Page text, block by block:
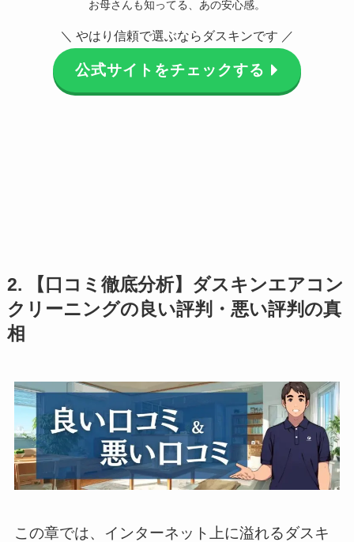
お母さんも知ってる、あの安心感。
＼ やはり信頼で選ぶならダスキンです ／
公式サイトをチェックする
2. 【口コミ徹底分析】ダスキンエアコン
クリーニングの良い評判・悪い評判の真
相
この章では、インターネット上に溢れるダスキ